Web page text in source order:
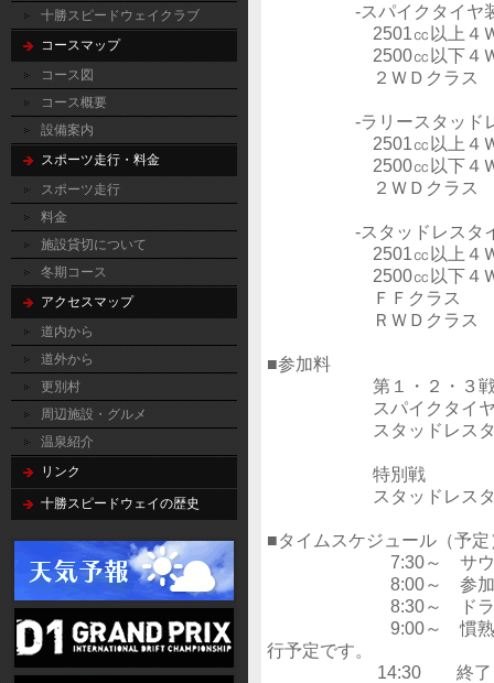
十勝スピードウェイクラブ
コースマップ
コース図
コース概要
設備案内
スポーツ走行・料金
スポーツ走行
料金
施設貸切について
冬期コース
アクセスマップ
道内から
道外から
更別村
周辺施設・グルメ
温泉紹介
リンク
十勝スピードウェイの歴史
‐スパイクタイヤ装
2501㏄以上４Ｗ
2500㏄以下４Ｗ
２ＷＤクラス
‐ラリースタッドレス
2501㏄以上４Ｗ
2500㏄以下４Ｗ
２ＷＤクラス
‐スタッドレスタイ
2501㏄以上４Ｗ
2500㏄以下４Ｗ
ＦＦクラス
ＲＷＤクラス
■参加料
第１・２・３
スパイクタイヤ
スタッドレスタイ
特別戦
スタッドレスタイヤ
■タイムスケジュール（予定
7:30～ サウスゲ
8:00～ 参加
8:30～ ドライバ
9:00～ 慣熟走行開
行予定です。
14:30 終了